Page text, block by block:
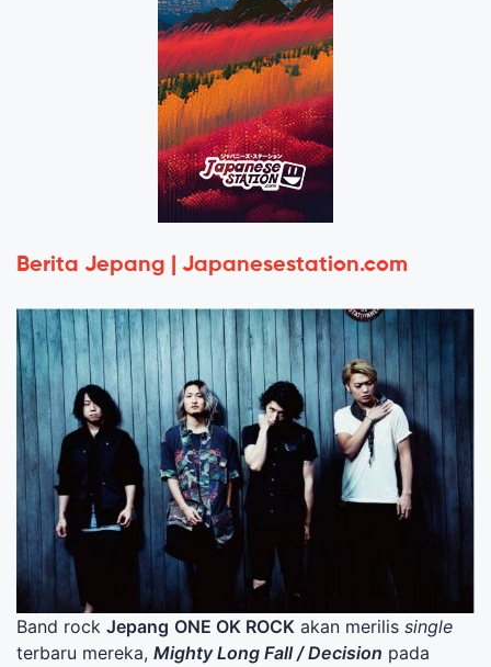
Berita Jepang | Japanesestation.com
Band rock Jepang ONE OK ROCK akan merilis single
terbaru mereka, Mighty Long Fall / Decision pada